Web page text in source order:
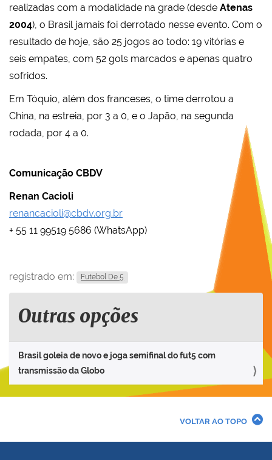
realizadas com a modalidade na grade (desde Atenas
2004), o Brasil jamais foi derrotado nesse evento. Com o
resultado de hoje, são 25 jogos ao todo: 19 vitórias e
seis empates, com 52 gols marcados e apenas quatro
sofridos.
Em Tóquio, além dos franceses, o time derrotou a
China, na estreia, por 3 a 0, e o Japão, na segunda
rodada, por 4 a 0.
Comunicação CBDV
Renan Cacioli
renancacioli@cbdv.org.br
+ 55 11 99519 5686 (WhatsApp)
registrado em: Futebol De 5
Outras opções
Brasil goleia de novo e joga semifinal do fut5 com
transmissão da Globo
VOLTAR AO TOPO